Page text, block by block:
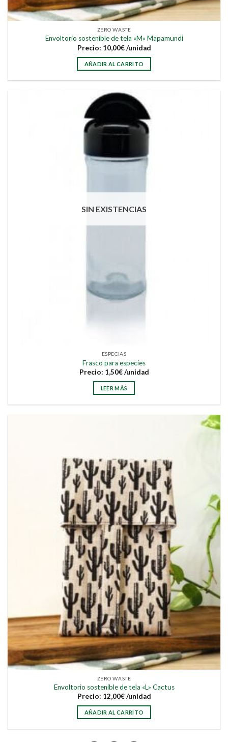
ZERO WASTE
Envoltorio sostenible de tela «M» Mapamundi
Precio: 10,00€ /unidad
AÑADIR AL CARRITO
SIN EXISTENCIAS
ESPECIAS
Frasco para especies
Precio: 1,50€ /unidad
LEER MÁS
ZERO WASTE
Envoltorio sostenible de tela «L» Cactus
Precio: 12,00€ /unidad
AÑADIR AL CARRITO